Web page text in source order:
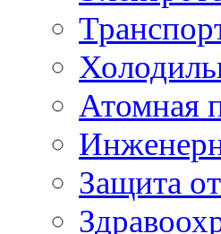
Атомная
Защита